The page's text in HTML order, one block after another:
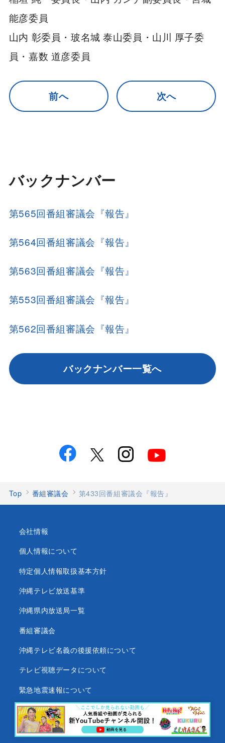
能彦委員
山内 彰委員・玻名城 泰山委員・山川 厚子委
員・嘉数 道彦委員
前へ 次へ
バックナンバー
第565回番組審議会『報告』
第564回番組審議会『報告』
第563回番組審議会『報告』
第553回番組審議会『報告』
第562回番組審議会『報告』
バックナンバー一覧へ
Top 番組審議会 第433回番組審議会『報告』
会社情報
個人情報について
特定個人情報取扱基本方針
沖縄テレビ放送基準
沖縄県内放送局一覧
番組審議会
沖縄テレビ名義の後援依頼について
テレビ視聴データについて
緊急地震速報について
Googleのプライバシーポリシー
採用情報